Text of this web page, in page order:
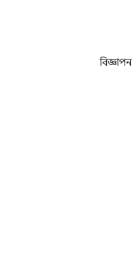
বিজ্ঞাপন